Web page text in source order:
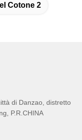
Cotone 2
di Danzao, distretto
P.R.CHINA